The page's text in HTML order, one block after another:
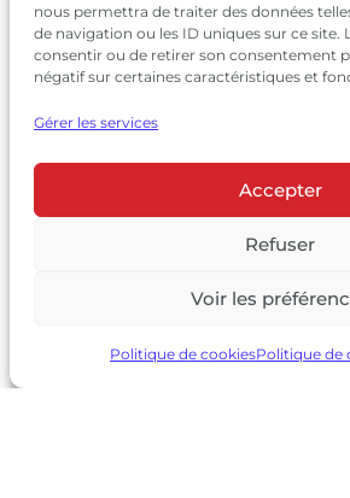
nous permettra de traiter des données
de navigation ou les ID uniques sur ce site.
consentir ou de retirer son consentement
négatif sur certaines caractéristiques et
Gérer les services
Accepter
Refuser
Voir les
Politique de cookiesPolitique de
© 2026 Château Larrivet
Mentions légales|Politique
|CGV
L’ABUS D’ALCOOL EST DANGEREUX